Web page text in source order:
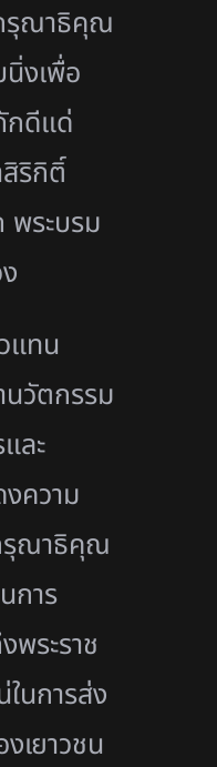
รุณาธิคุณ
งเพื่อ
กดีแด่
สิริกิติ์
พระบรม
แทน
นวัตกรรม
ละ
ความ
รุณาธิคุณ
การ
พระราช
นการส่ง
เยาวชน